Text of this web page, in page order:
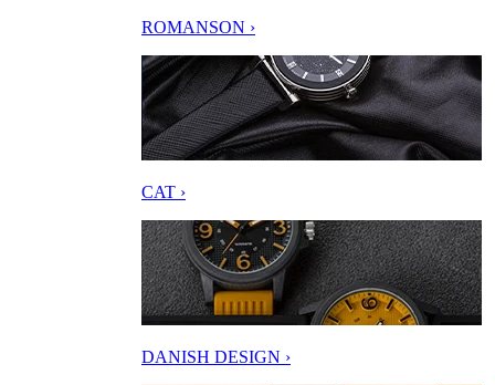
ROMANSON ›
CAT ›
DANISH DESIGN ›